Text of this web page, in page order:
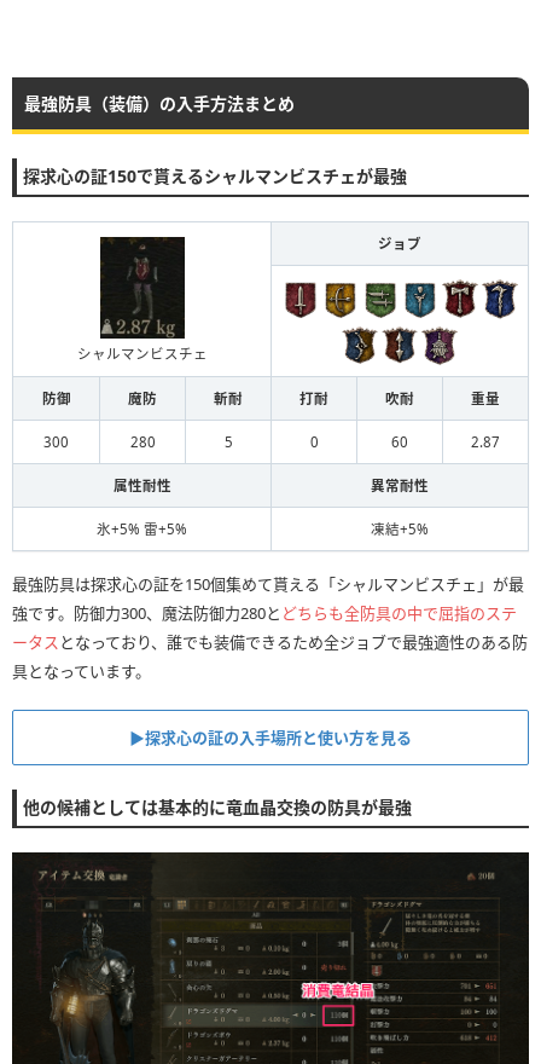
最強防具（装備）の入手方法まとめ
探求心の証150で貰えるシャルマンビスチェが最強
シャルマンビスチェ
ジョブ
防御 魔防 斬耐 打耐 吹耐 重量
300 280 5 0 60 2.87
属性耐性 異常耐性
氷+5% 雷+5% 凍結+5%
最強防具は探求心の証を150個集めて貰える「シャルマンビスチェ」が最
強です。防御力300、魔法防御力280と どちらも全防具の中で屈指のステ
ータス となっており、誰でも装備できるため全ジョブで最強適性のある防
具となっています。
▶︎探求心の証の入手場所と使い方を見る
他の候補としては基本的に竜血晶交換の防具が最強